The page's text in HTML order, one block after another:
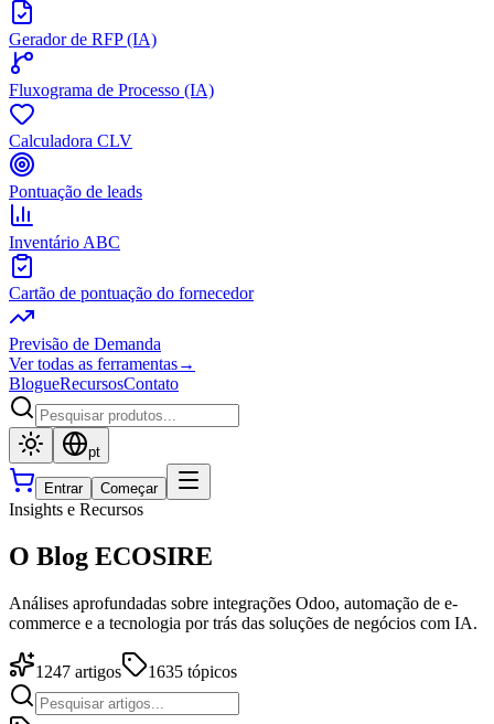
Gerador de RFP (IA)
Fluxograma de Processo (IA)
Calculadora CLV
Pontuação de leads
Inventário ABC
Cartão de pontuação do fornecedor
Previsão de Demanda
Ver todas as ferramentas→
BlogueRecursosContato
pt
Entrar Começar
Insights e Recursos
O Blog ECOSIRE
Análises aprofundadas sobre integrações Odoo, automação de e-
commerce e a tecnologia por trás das soluções de negócios com IA.
1247 artigos 1635 tópicos